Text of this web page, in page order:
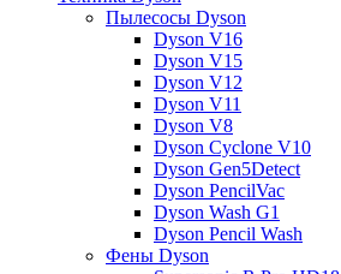
Пылесосы Dyson
Dyson V16
Dyson V15
Dyson V12
Dyson V11
Dyson V8
Dyson Cyclone V10
Dyson Gen5Detect
Dyson PencilVac
Dyson Wash G1
Dyson Pencil Wash
Фены Dyson